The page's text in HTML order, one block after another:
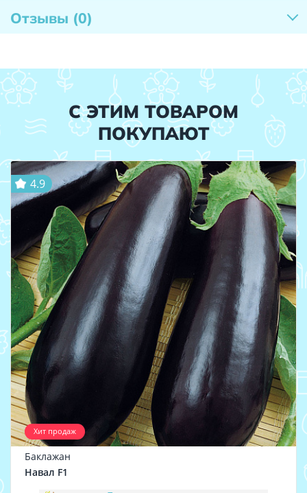
Отзывы (0)
С ЭТИМ ТОВАРОМ
ПОКУПАЮТ
Хит продаж
4.9
Баклажан
Навал F1